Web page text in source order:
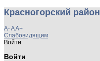
Красногорский район
A-AA+
Слабовидящим
Войти
Войти